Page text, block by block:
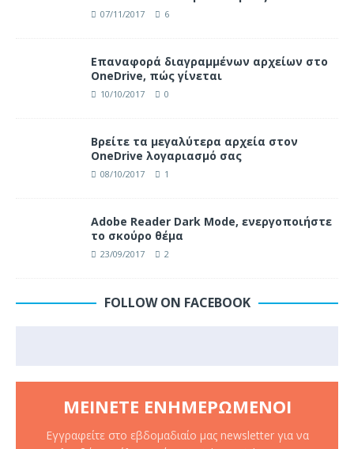
07/11/2017 6
Επαναφορά διαγραμμένων αρχείων στο
OneDrive, πώς γίνεται
10/10/2017 0
Βρείτε τα μεγαλύτερα αρχεία στον
OneDrive λογαριασμό σας
08/10/2017 1
Adobe Reader Dark Mode, ενεργοποιήστε
το σκούρο θέμα
23/09/2017 2
FOLLOW ON FACEBOOK
ΜΕΊΝΕΤΕ ΕΝΗΜΕΡΩΜΈΝΟΙ
Εγγραφείτε στο εβδομαδιαίο μας newsletter για να